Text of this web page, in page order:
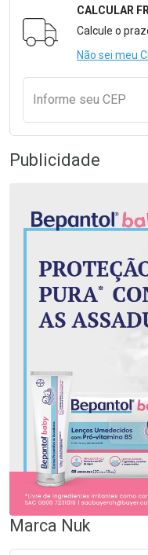
Formulário para
CALCULAR
Calcule o
Não sei meu
Informe seu CEP
Publicidade
Marca Nuk